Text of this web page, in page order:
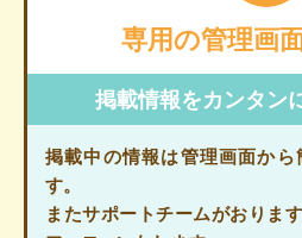
専用の管理画
掲載情報をカンタン
掲載中の情報は管理画面から
す。
またサポートチームがおりま